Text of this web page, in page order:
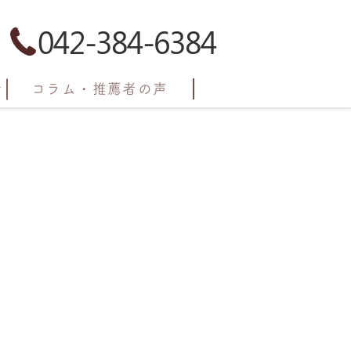
042-384-6384
コラム・推薦者の声